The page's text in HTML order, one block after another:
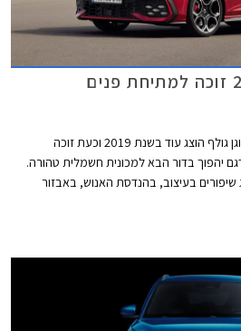
הדור השמיני והנוכחי של פולקסווגן גולף הוצג עוד בשנת 2019 וכעת זוכה
יהפוך בדור הבא למכונית חשמלית טהורה.
שיפורים בעיצוב, בהנדסת האנוש, באבזור
עקב תקנות זיהום האוויר המחמירות בתקן